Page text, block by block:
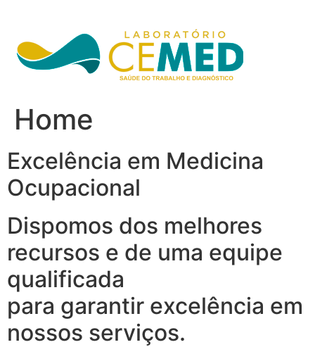
conteúdo
Home
Excelência em Medicina
Ocupacional
Dispomos dos melhores
recursos e de uma equipe
qualificada
para garantir excelência em
nossos serviços.